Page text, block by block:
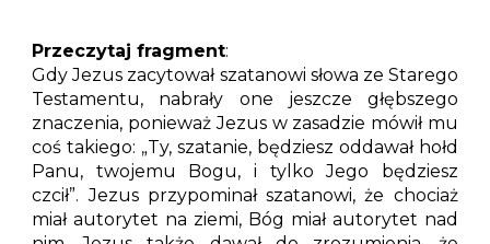
Przeczytaj fragment:
Gdy Jezus zacytował szatanowi słowa ze Starego
Testamentu, nabrały one jeszcze głębszego
znaczenia, ponieważ Jezus w zasadzie mówił mu
coś takiego: „Ty, szatanie, będziesz oddawał hołd
Panu, twojemu Bogu, i tylko Jego będziesz
czcił”. Jezus przypominał szatanowi, że chociaż
miał autorytet na ziemi, Bóg miał autorytet nad